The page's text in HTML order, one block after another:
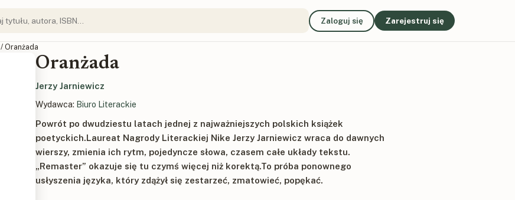
Zaloguj się Zarejestruj się
/ Oranżada
Oranżada
Jerzy Jarniewicz
Wydawca: Biuro Literackie
Powrót po dwudziestu latach jednej z najważniejszych polskich książek
poetyckich.Laureat Nagrody Literackiej Nike Jerzy Jarniewicz wraca do dawnych
wierszy, zmienia ich rytm, pojedyncze słowa, czasem całe układy tekstu.
„Remaster” okazuje się tu czymś więcej niż korektą.To próba ponownego
usłyszenia języka, który zdążył się zestarzeć, zmatowieć, popękać.